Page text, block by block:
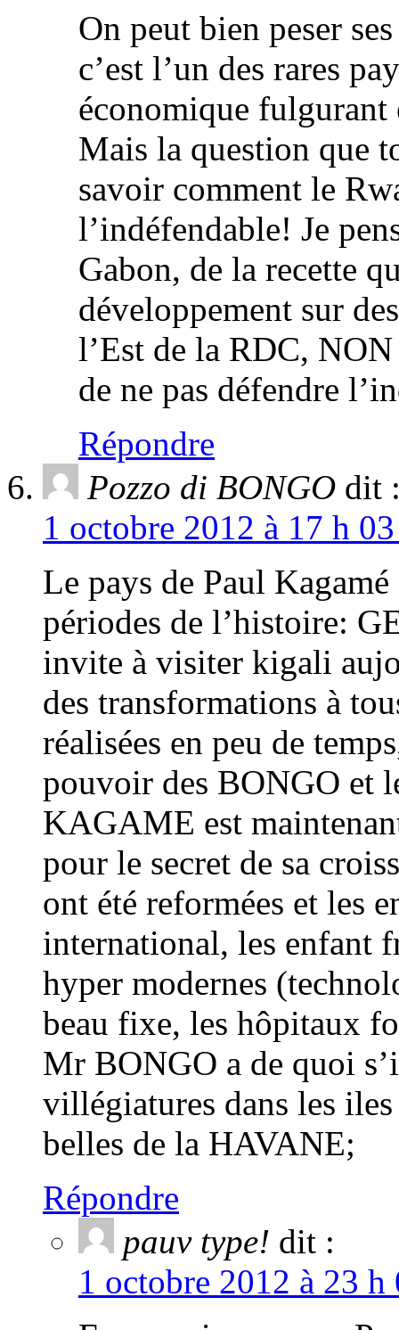
On peut bien peser
c’est l’un des rares
économique fulgurant
Mais la question que
savoir comment le
l’indéfendable! Je
Gabon, de la recette
développement sur
l’Est de la RDC,
de ne pas défendre
Répondre
Pozzo di BONGO dit
1 octobre 2012 à 17 h
Le pays de Paul
périodes de l’histoire:
invite à visiter kigali
des transformations à
réalisées en peu de
pouvoir des BONGO et
KAGAME est
pour le secret de sa
ont été reformées et les
international, les enfant
hyper modernes
beau fixe, les hôpitaux
Mr BONGO a de quoi
villégiatures dans les
belles de la HAVANE;
Répondre
pauv type! dit :
1 octobre 2012 à 23